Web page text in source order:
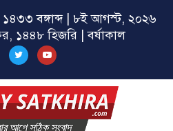
১৪৩৩ বঙ্গাব্দ | ৮ই আগস্ট, ২০২৬
১৪৪৮ হিজরি | বর্ষাকাল